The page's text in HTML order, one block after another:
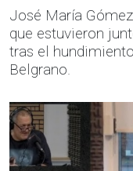
José María
que estuvieron
tras el
Belgrano.